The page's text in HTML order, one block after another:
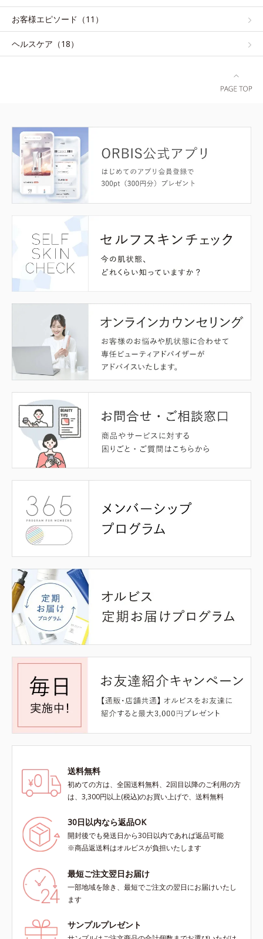
お客様エピソード（11）
ヘルスケア（18）
送料無料
初めての方は、全国送料無料、2回目以降のご利用の方
は、3,300円以上(税込)のお買い上げで、送料無料
30日以内なら返品OK
開封後でも発送日から30日以内であれば返品可能
※商品返送料はオルビスが負担いたします
最短ご注文翌日お届け
一部地域を除き、最短でご注文の翌日にお届けいたし
ます
サンプルプレゼント